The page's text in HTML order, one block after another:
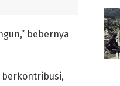
bebernya
berkontribusi,